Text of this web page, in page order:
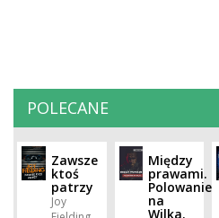
POLECANE
Zawsze
ktoś
patrzy
Joy
Między
prawami.
Polowanie
na
Wilka.